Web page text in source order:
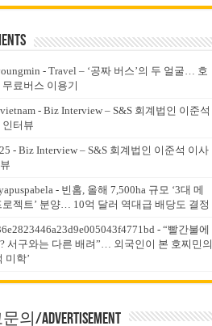
- Travel – ‘공짜 버스’의 두 얼굴… 호
료버스 이용기
- Biz Interview – S&S 회계법인 이준석
터뷰
- Biz Interview – S&S 회계법인 이준석 이사
- 빈홈, 올해 7,500ha 규모 ‘3대 메
로젝트’ 분양… 10억 달러 역대급 배당도 결정
- “빨간불에
서구와는 다른 배려”… 외국인이 본 호찌민의
미학’
의/Advertisement